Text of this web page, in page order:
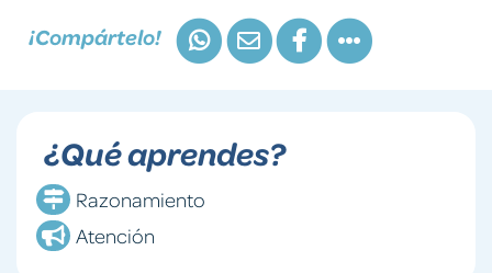
¡Compártelo!
¿Qué aprendes?
Razonamiento
Atención